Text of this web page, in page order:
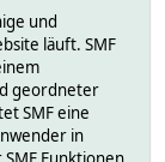
und
läuft. SMF
geordneter
SMF eine
in